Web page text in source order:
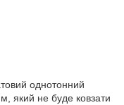
однотонний
який не буде ковзати